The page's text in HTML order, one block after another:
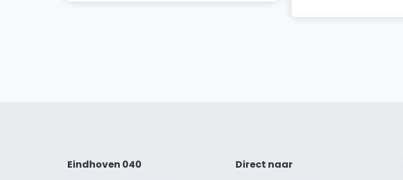
Eindhoven 040
Direct naar